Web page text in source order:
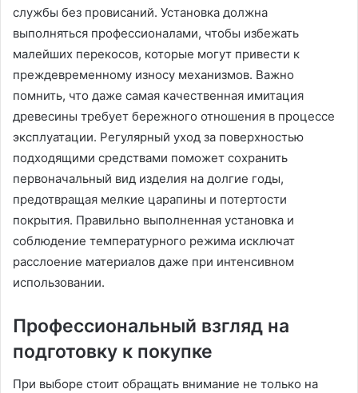
службы без провисаний. Установка должна
выполняться профессионалами, чтобы избежать
малейших перекосов, которые могут привести к
преждевременному износу механизмов. Важно
помнить, что даже самая качественная имитация
древесины требует бережного отношения в процессе
эксплуатации. Регулярный уход за поверхностью
подходящими средствами поможет сохранить
первоначальный вид изделия на долгие годы,
предотвращая мелкие царапины и потертости
покрытия. Правильно выполненная установка и
соблюдение температурного режима исключат
расслоение материалов даже при интенсивном
использовании.
Профессиональный взгляд на
подготовку к покупке
При выборе стоит обращать внимание не только на